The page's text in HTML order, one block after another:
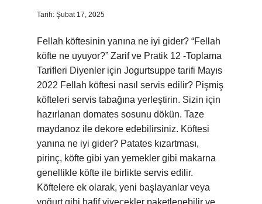
Tarih: Şubat 17, 2025
Fellah köftesinin yanına ne iyi gider? “Fellah
köfte ne uyuyor?” Zarif ve Pratik 12 -Toplama
Tarifleri Diyenler için Jogurtsuppe tarifi Mayıs
2022 Fellah köftesi nasıl servis edilir? Pişmiş
köfteleri servis tabağına yerleştirin. Sizin için
hazırlanan domates sosunu dökün. Taze
maydanoz ile dekore edebilirsiniz. Köftesi
yanına ne iyi gider? Patates kızartması,
pirinç, köfte gibi yan yemekler gibi makarna
genellikle köfte ile birlikte servis edilir.
Köftelere ek olarak, yeni başlayanlar veya
yoğurt gibi hafif yiyecekler paketlenebilir ve